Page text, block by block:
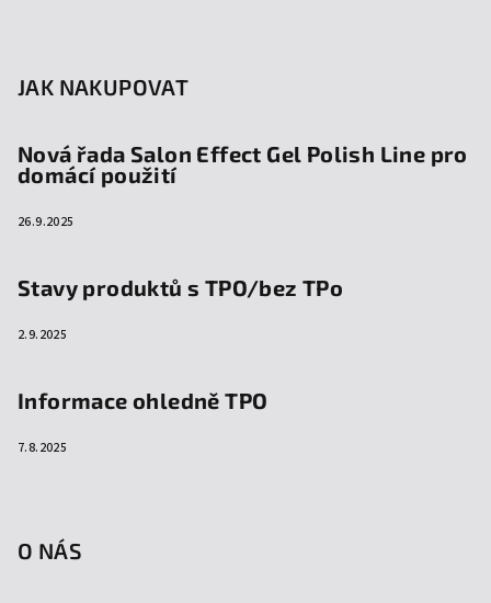
JAK NAKUPOVAT
Nová řada Salon Effect Gel Polish Line pro
domácí použití
26.9.2025
Stavy produktů s TPO/bez TPo
2.9.2025
Informace ohledně TPO
7.8.2025
O NÁS